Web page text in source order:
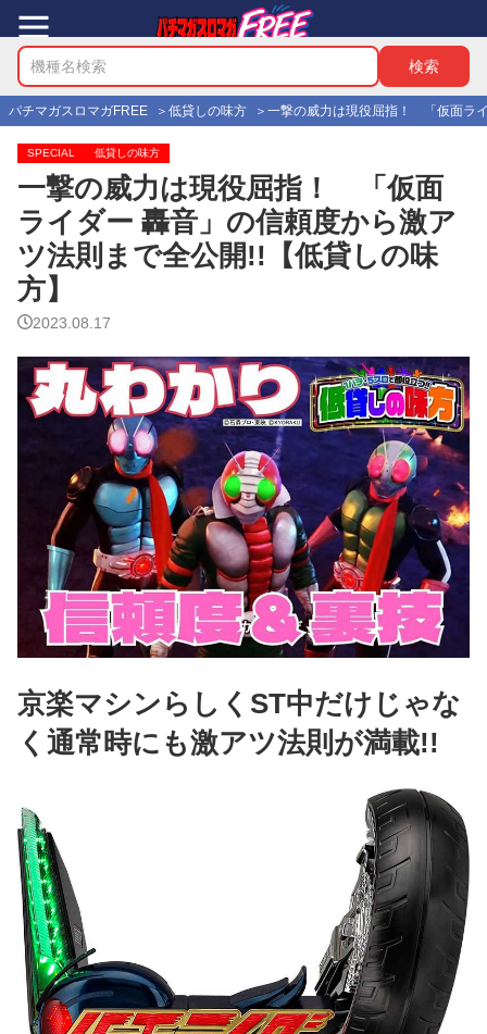
パチマガスロマガFREE 低貸しの味方 一撃の威力は現役屈指！ 「仮面ラ
SPECIAL 低貸しの味方
一撃の威力は現役屈指！ 「仮面
ライダー 轟音」の信頼度から激ア
ツ法則まで全公開!!【低貸しの味
方】
2023.08.17
京楽マシンらしくST中だけじゃな
く通常時にも激アツ法則が満載!!